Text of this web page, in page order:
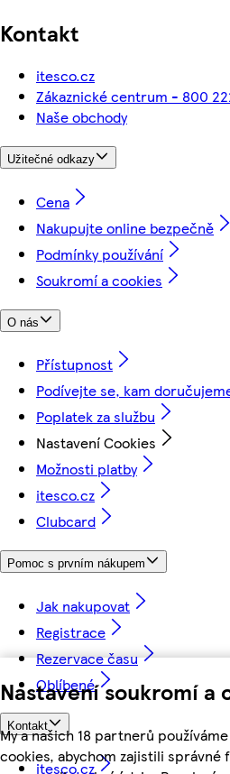
Nastavení soukromí a
My a našich 18 partnerů
cookies, abychom zajistili správné
Kontakt
itesco.cz
Zákaznické centrum - 800
Naše obchody
Užitečné odkazy
Cena
Nakupujte online bezpečně
Podmínky používání
Soukromí a cookies
O nás
Přístupnost
Podívejte se, kam
Poplatek za službu
Nastavení Cookies
Možnosti platby
itesco.cz
Clubcard
Pomoc s prvním nákupem
Jak nakupovat
Registrace
Rezervace času
Oblíbené
Kontakt
itesco.cz